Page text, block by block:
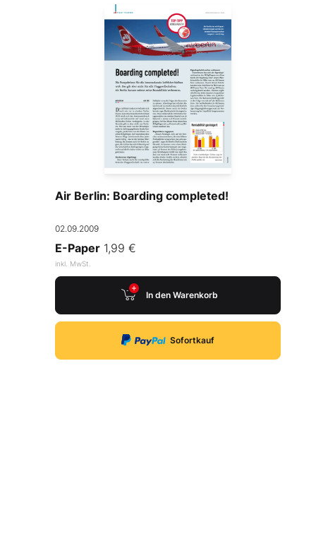
Air Berlin: Boarding completed!
02.09.2009
E-Paper 1,99 €
inkl. MwSt.
In den Warenkorb
Sofortkauf